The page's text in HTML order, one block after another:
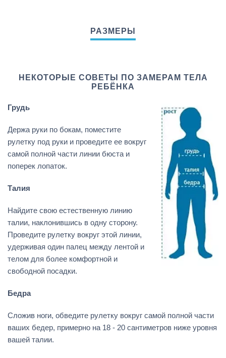
НЕКОТОРЫЕ СОВЕТЫ ПО ЗАМЕРАМ ТЕЛА
РЕБЁНКА
Грудь
Держа руки по бокам, поместите
рулетку под руки и проведите ее вокруг
самой полной части линии бюста и
поперек лопаток.
Талия
Найдите свою естественную линию
талии, наклонившись в одну сторону.
Проведите рулетку вокруг этой линии,
удерживая один палец между лентой и
телом для более комфортной и
свободной посадки.
Бедра
Сложив ноги, обведите рулетку вокруг самой полной части
ваших бедер, примерно на 18 - 20 сантиметров ниже уровня
вашей талии.